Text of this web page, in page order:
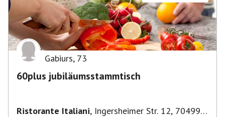
Gabiurs, 73
60plus jubiläumsstammtisch
Ristorante Italiani, Ingersheimer Str. 12, 70499